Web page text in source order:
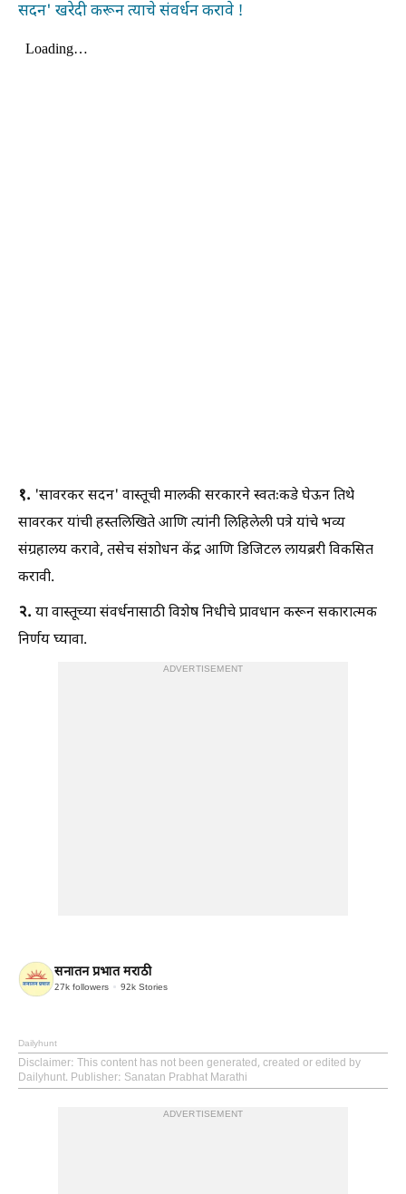
सदन' खरेदी करून त्याचे संवर्धन करावे !
१. 'सावरकर सदन' वास्तूची मालकी सरकारने स्वतःकडे घेऊन तिथे
सावरकर यांची हस्तलिखिते आणि त्यांनी लिहिलेली पत्रे यांचे भव्य
संग्रहालय करावे, तसेच संशोधन केंद्र आणि डिजिटल लायब्ररी विकसित
करावी.
२. या वास्तूच्या संवर्धनासाठी विशेष निधीचे प्रावधान करून सकारात्मक
निर्णय घ्यावा.
ADVERTISEMENT
सनातन प्रभात मराठी
27k followers 92k Stories
Dailyhunt
Disclaimer: This content has not been generated, created or edited by
Dailyhunt. Publisher: Sanatan Prabhat Marathi
ADVERTISEMENT